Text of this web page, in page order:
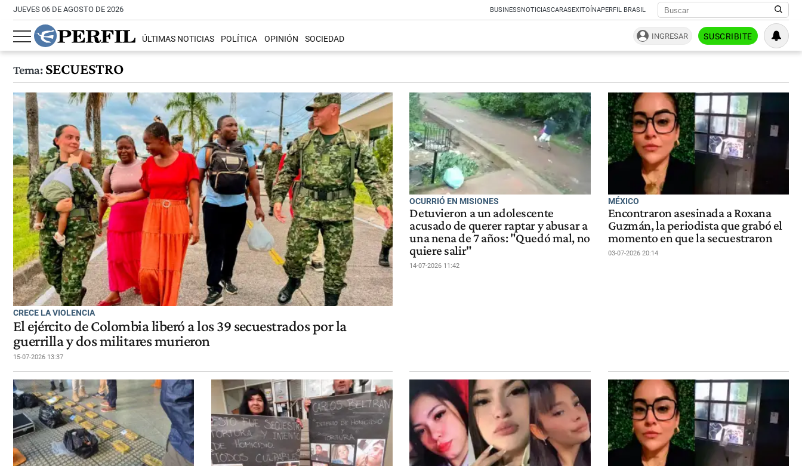
JUEVES 06 DE AGOSTO DE 2026 BUSINESSNOTICIASCARASEXITOÍNAPERFIL BRASIL
ÚLTIMAS NOTICIAS POLÍTICA OPINIÓN SOCIEDAD INGRESAR SUSCRIBITE
Tema:SECUESTRO
CRECE LA VIOLENCIA
El ejército de Colombia liberó a los 39 secuestrados por la
guerrilla y dos militares murieron
15-07-2026 13:37
OCURRIÓ EN MISIONES
Detuvieron a un adolescente
acusado de querer raptar y abusar a
una nena de 7 años: "Quedó mal, no
quiere salir"
14-07-2026 11:42
MÉXICO
Encontraron asesinada a Roxana
Guzmán, la periodista que grabó el
momento en que la secuestraron
03-07-2026 20:14